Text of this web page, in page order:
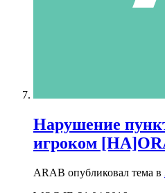
Нарушение
игроком
ARAB опубликовал тема в